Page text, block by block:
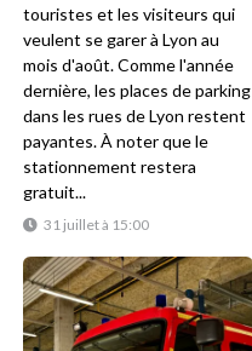
31 juillet à 15:00
touristes et les visiteurs qui
veulent se garer à Lyon au
mois d'août. Comme l'année
dernière, les places de parking
dans les rues de Lyon restent
payantes. À noter que le
stationnement restera
gratuit...